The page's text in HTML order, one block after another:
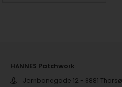
HANNES Patchwork
Jernbanegade 12 - 8881 Thorsø